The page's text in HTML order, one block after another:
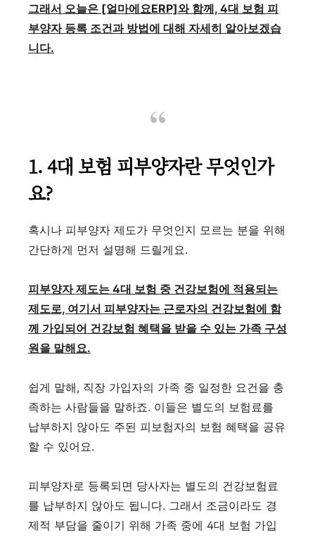
그래서 오늘은 [얼마에요ERP]와 함께, 4대 보험 피
부양자 등록 조건과 방법에 대해 자세히 알아보겠습
니다.
1. 4대 보험 피부양자란 무엇인가
요?
혹시나 피부양자 제도가 무엇인지 모르는 분을 위해
간단하게 먼저 설명해 드릴게요.
피부양자 제도는 4대 보험 중 건강보험에 적용되는
제도로, 여기서 피부양자는 근로자의 건강보험에 함
께 가입되어 건강보험 혜택을 받을 수 있는 가족 구성
원을 말해요.
쉽게 말해, 직장 가입자의 가족 중 일정한 요건을 충
족하는 사람들을 말하죠. 이들은 별도의 보험료를
납부하지 않아도 주된 피보험자의 보험 혜택을 공유
할 수 있어요.
피부양자로 등록되면 당사자는 별도의 건강보험료
를 납부하지 않아도 됩니다. 그래서 조금이라도 경
제적 부담을 줄이기 위해 가족 중에 4대 보험 가입